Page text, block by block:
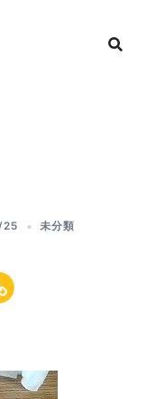
未分類